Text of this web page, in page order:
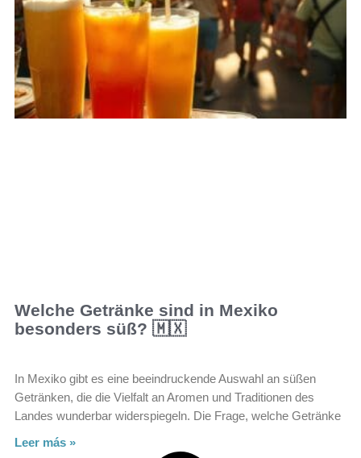
Welche Getränke sind in Mexiko
besonders süß? 🇲🇽
In Mexiko gibt es eine beeindruckende Auswahl an süßen
Getränken, die die Vielfalt an Aromen und Traditionen des
Landes wunderbar widerspiegeln. Die Frage, welche Getränke
Leer más »